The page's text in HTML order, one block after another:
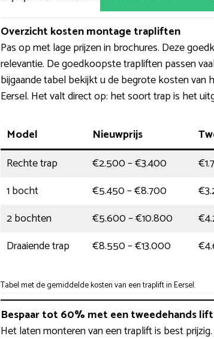
Overzicht kosten montage trapliften
Pas op met lage prijzen in brochures. Deze
relevantie. De goedkoopste trapliften passen
bijgaande tabel bekijkt u de begrote kosten van
Eersel. Het valt direct op: het soort trap is het
Model Nieuwprijs
Rechte trap
€2.500 – €3.400
1 bocht
€5.450 – €8.700
2 bochten
€5.600 – €10.800
Draaiende trap
€8.550 – €13.000
Tabel met de gemiddelde kosten van een traplift in Eersel.
Bespaar tot 60% met een tweedehands lift
Het laten monteren van een traplift is best